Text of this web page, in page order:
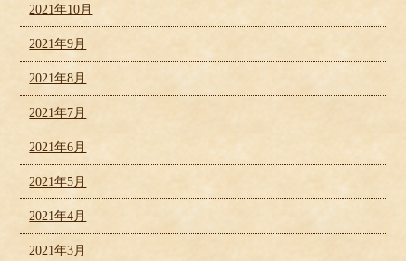
2021年10月
2021年9月
2021年8月
2021年7月
2021年6月
2021年5月
2021年4月
2021年3月